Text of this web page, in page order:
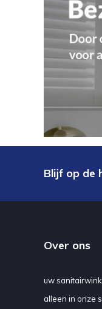
Blijf op de
Over ons
uw
alleen in onze